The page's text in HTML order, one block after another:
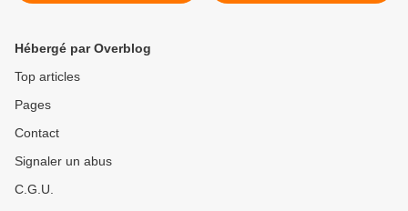
Hébergé par Overblog
Top articles
Pages
Contact
Signaler un abus
C.G.U.